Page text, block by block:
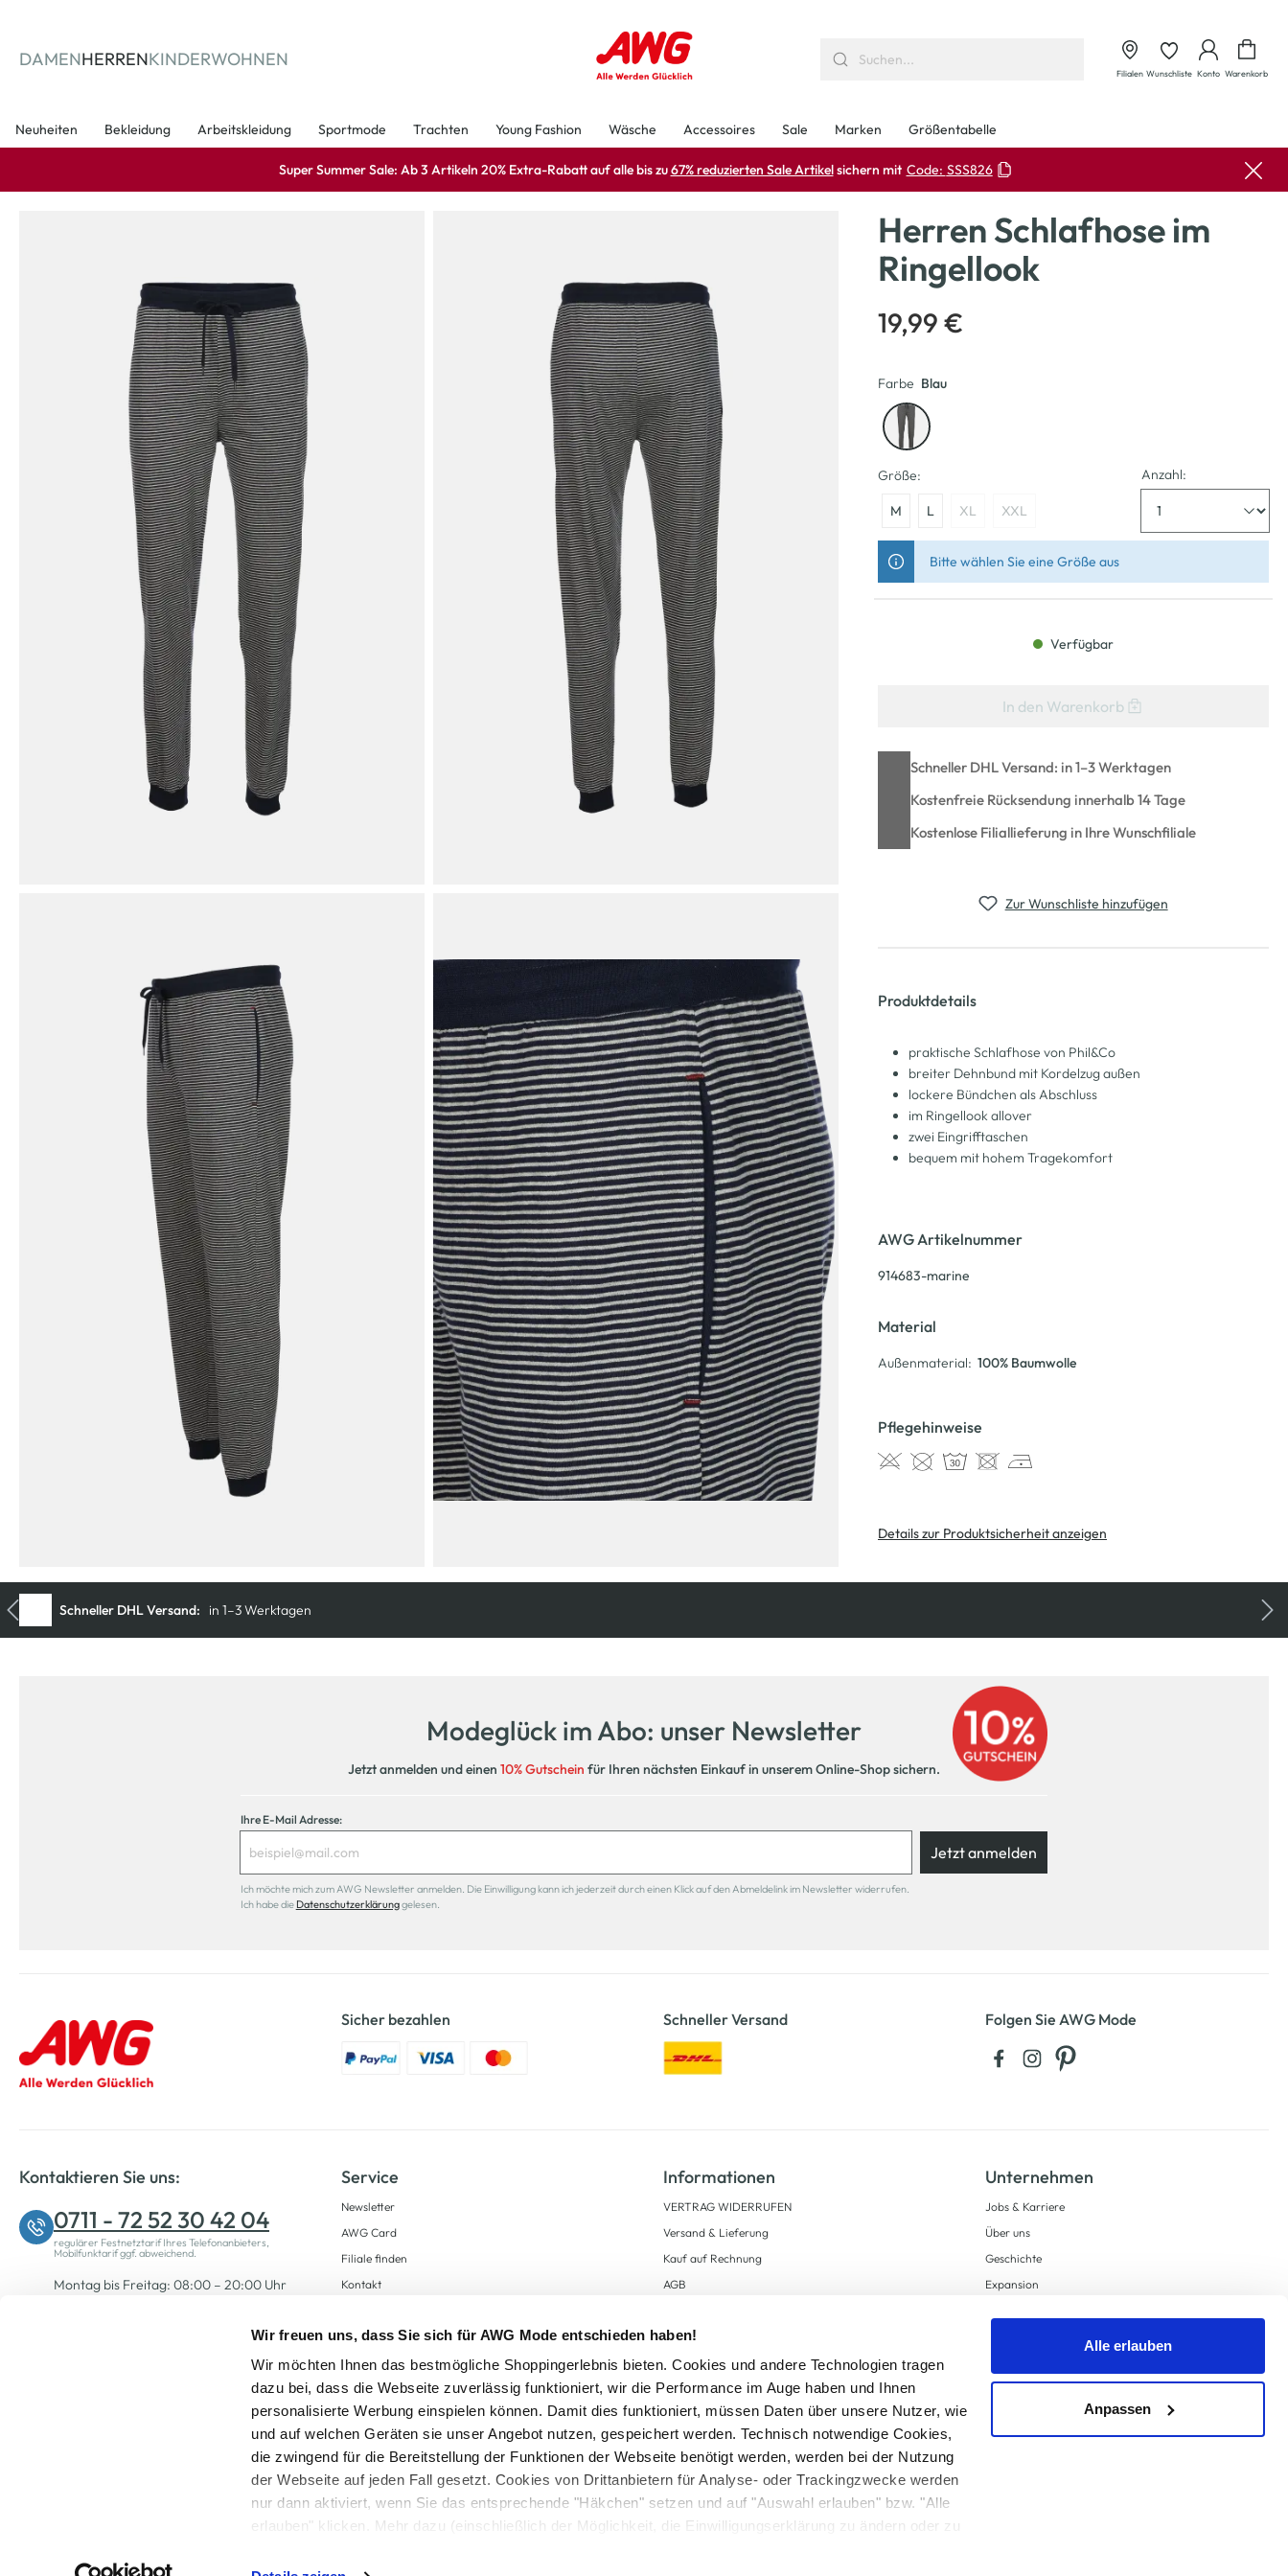
Wir freuen uns, dass Sie sich für AWG Mode entschieden haben!
Wir möchten Ihnen das bestmögliche Shoppingerlebnis bieten. Cookies und andere Technologien tragen
dazu bei, dass die Webseite zuverlässig funktioniert, wir die Performance im Auge haben und Ihnen
personalisierte Werbung einspielen können. Damit dies funktioniert, müssen Daten über unsere Nutzer, wie
und auf welchen Geräten sie unser Angebot nutzen, gespeichert werden. Technisch notwendige Cookies,
die zwingend für die Bereitstellung der Funktionen der Webseite benötigt werden, werden bei der Nutzung
der Webseite auf jeden Fall gesetzt. Cookies von Drittanbietern für Analyse- oder Trackingzwecke werden
nur dann aktiviert, wenn Sie das entsprechende "Häkchen" setzen und auf "Auswahl erlauben" bzw. "Alle
erlauben" klicken. Mehr dazu (einschließlich der Möglichkeit, die Einwilligungserklärung zu ändern oder zu
Alle erlauben
Anpassen
DAMENHERRENKINDERWOHNEN
Filialen Wunschliste Konto Warenkorb
Neuheiten Bekleidung Arbeitskleidung Sportmode Trachten Young Fashion Wäsche Accessoires Sale Marken Größentabelle
Super Summer Sale: Ab 3 Artikeln 20% Extra-Rabatt auf alle bis zu67% reduzierten Sale Artikelsichern mit Code: SSS826
Herren Schlafhose im
Ringellook
19,99 €
Farbe Blau
Größe:
M L XL XXL
Anzahl:
Bitte wählen Sie eine Größe aus
Verfügbar
In den Warenkorb
Schneller DHL Versand: in 1–3 Werktagen
Kostenfreie Rücksendung innerhalb 14 Tage
Kostenlose Filiallieferung in Ihre Wunschfiliale
Zur Wunschliste hinzufügen
Produktdetails
praktische Schlafhose von Phil&Co
breiter Dehnbund mit Kordelzug außen
lockere Bündchen als Abschluss
im Ringellook allover
zwei Eingrifftaschen
bequem mit hohem Tragekomfort
AWG Artikelnummer
914683-marine
Material
Außenmaterial: 100% Baumwolle
Pflegehinweise
Details zur Produktsicherheit anzeigen
Modeglück im Abo: unser Newsletter
Jetzt anmelden und einen 10% Gutschein für Ihren nächsten Einkauf in unserem Online-Shop sichern.
Ihre E-Mail Adresse:
Jetzt anmelden
Ich möchte mich zum AWG Newsletter anmelden. Die Einwilligung kann ich jederzeit durch einen Klick auf den Abmeldelink im Newsletter widerrufen.
Ich habe die Datenschutzerklärunggelesen.
Sicher bezahlen Schneller Versand Folgen Sie AWG Mode
Kontaktieren Sie uns:
0711 - 72 52 30 42 04
regulärer Festnetztarif Ihres Telefonanbieters,
Mobilfunktarif ggf. abweichend.
Montag bis Freitag: 08:00 – 20:00 Uhr
Service
Newsletter
AWG Card
Filiale finden
Kontakt
Informationen
VERTRAG WIDERRUFEN
Versand & Lieferung
Kauf auf Rechnung
AGB
Zahlungsarten
Datenschutz
AWG CARD Teilnahmebedingungen
Unternehmen
Jobs & Karriere
Über uns
Geschichte
Expansion
Barrierefreiheit
Alle Preise inkl. gesetzl. Mehrwertsteuer zzgl.